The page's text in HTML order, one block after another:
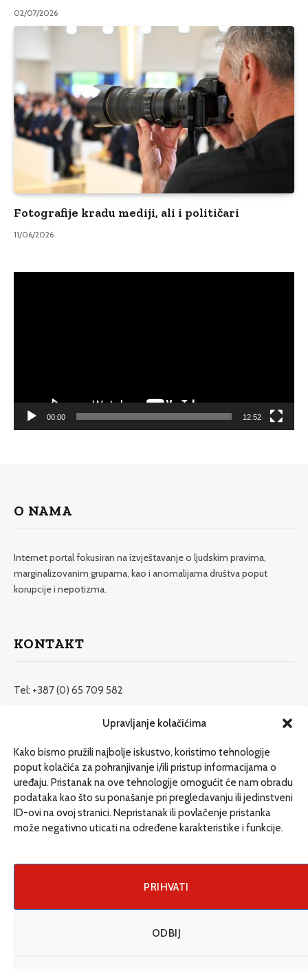
Upravljanje kolačićima
Kako bismo pružili najbolje iskustvo, koristimo tehnologije
poput kolačića za pohranjivanje i/ili pristup informacijama o
uređaju. Pristanak na ove tehnologije omogućit će nam obradu
podataka kao što su ponašanje pri pregledavanju ili jedinstveni
ID-ovi na ovoj stranici. Nepristanak ili povlačenje pristanka
može negativno uticati na određene karakteristike i funkcije.
PRIHVATI
ODBIJ
02/07/2026
Fotografije kradu mediji, ali i političari
11/06/2026
00:00 12:52
O NAMA
Internet portal fokusiran na izvještavanje o ljudskim pravima,
marginalizovanim grupama, kao i anomalijama društva poput
korupcije i nepotizma.
KONTAKT
Tel: +387 (0) 65 709 582
redakcija@etrafika.net
Dosije
Drugi pišu
Društvo